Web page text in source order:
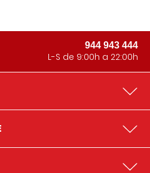
944 943 444
L-S de 9:00h a 22:00h